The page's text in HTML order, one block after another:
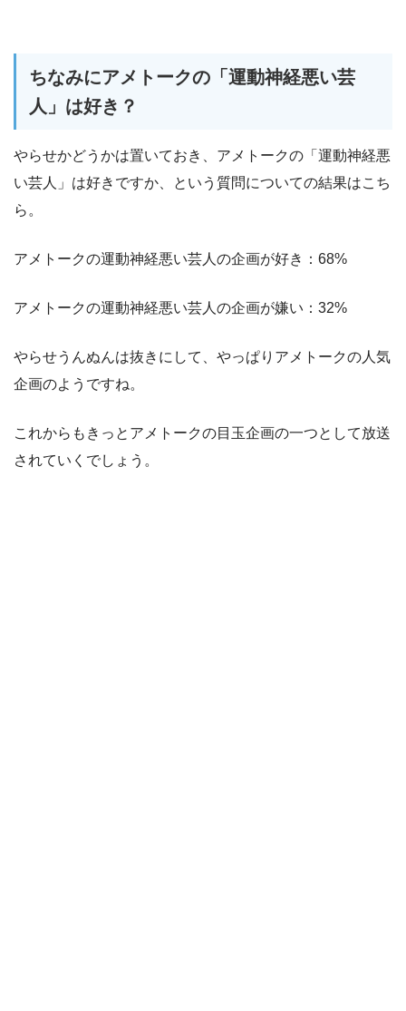
ちなみにアメトークの「運動神経悪い芸
人」は好き？
やらせかどうかは置いておき、アメトークの「運動神経悪
い芸人」は好きですか、という質問についての結果はこち
ら。
アメトークの運動神経悪い芸人の企画が好き：68%
アメトークの運動神経悪い芸人の企画が嫌い：32%
やらせうんぬんは抜きにして、やっぱりアメトークの人気
企画のようですね。
これからもきっとアメトークの目玉企画の一つとして放送
されていくでしょう。